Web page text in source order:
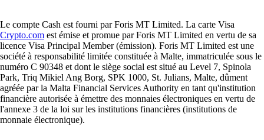
Le compte Cash est fourni par Foris MT Limited. La carte Visa
Crypto.com est émise et promue par Foris MT Limited en vertu de sa
licence Visa Principal Member (émission). Foris MT Limited est une
société à responsabilité limitée constituée à Malte, immatriculée sous le
numéro C 90348 et dont le siège social est situé au Level 7, Spinola
Park, Triq Mikiel Ang Borg, SPK 1000, St. Julians, Malte, dûment
agréée par la Malta Financial Services Authority en tant qu'institution
financière autorisée à émettre des monnaies électroniques en vertu de
l'annexe 3 de la loi sur les institutions financières (institutions de
monnaie électronique).